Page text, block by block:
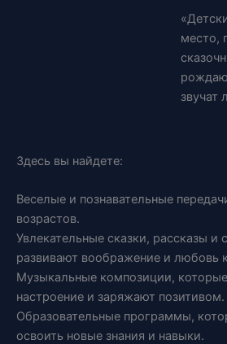
место,
звучат
Здесь вы найдете:
Веселые и познавательные
возрастов.
Увлекательные сказки, рассказы и
развивают воображение и любовь
Музыкальные композиции,
настроение и заряжают позитивом.
Образовательные программы,
освоить новые знания и навыки.